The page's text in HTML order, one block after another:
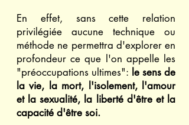
En effet, sans cette relation
privilégiée aucune technique ou
méthode ne permettra d'explorer en
profondeur ce que l'on appelle les
"préoccupations ultimes": le sens de
la vie, la mort, l'isolement, l'amour
et la sexualité, la liberté d'être et la
capacité d'être soi.